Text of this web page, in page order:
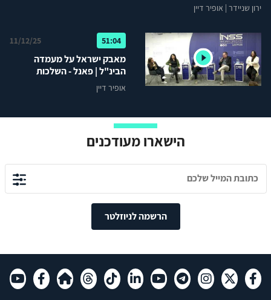
ירון שניידר | אופיר דיין
51:04
11/12/25
מאבק ישראל על מעמדה
הבינ"ל | פאנל - השלכות
מעשיות על ישראל
אופיר דיין
הישארו מעודכנים
הרשמה לניוזלטר